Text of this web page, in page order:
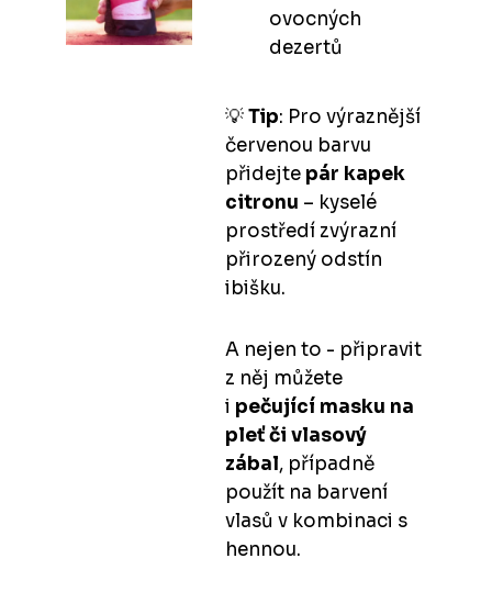
ovocných
dezertů
💡Tip: Pro výraznější
červenou barvu
přidejte pár kapek
citronu – kyselé
prostředí zvýrazní
přirozený odstín
ibišku.
A nejen to - připravit
z něj můžete
i pečující masku na
pleť či vlasový
zábal, případně
použít na barvení
vlasů v kombinaci s
hennou.